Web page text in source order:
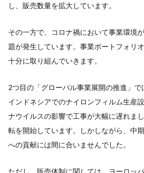
し、販売数量を拡大しています。
その一方で、コロナ禍において事業環境
題が発生しています。事業ポートフォリ
十分に取り組んでいきます。
2つ目の「グローバル事業展開の推進」
インドネシアでのナイロンフィルム生産
ナウイルスの影響で工事が大幅に遅れま
転を開始しています。しかしながら、中
への貢献には間に合いませんでした。
ただし、販売体制に関しては、ヨーロッ